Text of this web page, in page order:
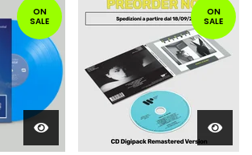
ON
SALE
ON
SALE